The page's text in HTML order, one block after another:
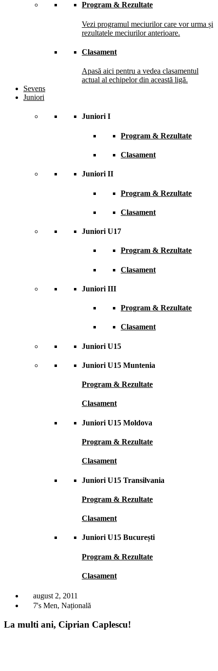
Program & Rezultate
Vezi programul meciurilor care vor urma și
rezultatele meciurilor anterioare.
Clasament
Apasă aici pentru a vedea clasamentul
actual al echipelor din această ligă.
Sevens
Juniori
Juniori I
Program & Rezultate
Clasament
Juniori II
Program & Rezultate
Clasament
Juniori U17
Program & Rezultate
Clasament
Juniori III
Program & Rezultate
Clasament
Juniori U15
Juniori U15 Muntenia
Program & Rezultate
Clasament
Juniori U15 Moldova
Program & Rezultate
Clasament
Juniori U15 Transilvania
Program & Rezultate
Clasament
Juniori U15 București
Program & Rezultate
Clasament
august 2, 2011
7's Men, Națională
La multi ani, Ciprian Caplescu!